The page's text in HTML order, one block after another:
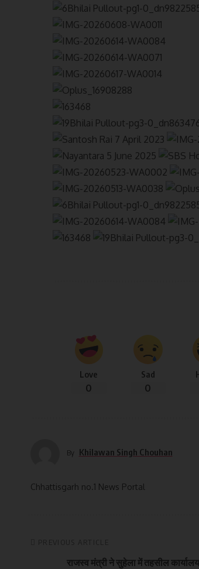
Love
0
Sad
0
By Khilawan Singh Chouhan
Chhattisgarh no.1 News Portal
राजस्व मंत्री ने सुहेला में तहसील